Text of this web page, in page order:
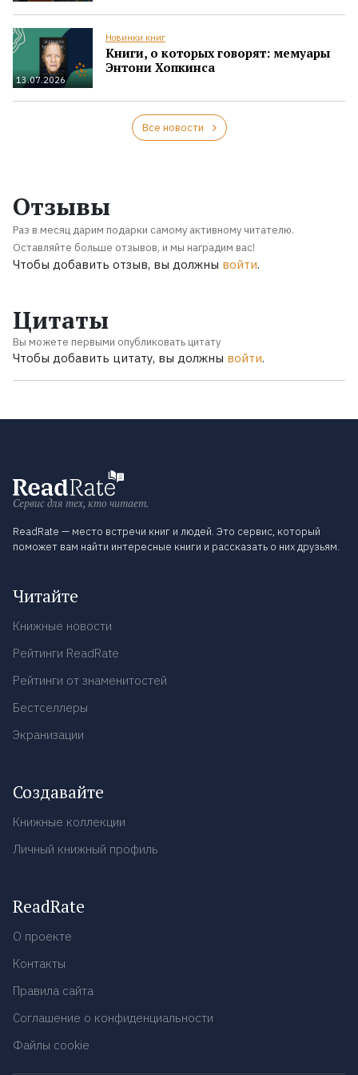
13.07.2026
Новинки книг
Книги, о которых говорят: мемуары
Энтони Хопкинса
Все новости
Отзывы
Раз в месяц дарим подарки самому активному читателю.
Оставляйте больше отзывов, и мы наградим вас!
Чтобы добавить отзыв, вы должны войти.
Цитаты
Вы можете первыми опубликовать цитату
Чтобы добавить цитату, вы должны войти.
Сервис для тех, кто читает.
ReadRate — место встречи книг и людей. Это сервис, который
поможет вам найти интересные книги и рассказать о них друзьям.
Читайте
Книжные новости
Рейтинги ReadRate
Рейтинги от знаменитостей
Бестселлеры
Экранизации
Создавайте
Книжные коллекции
Личный книжный профиль
ReadRate
О проекте
Контакты
Правила сайта
Соглашение о конфиденциальности
Файлы cookie